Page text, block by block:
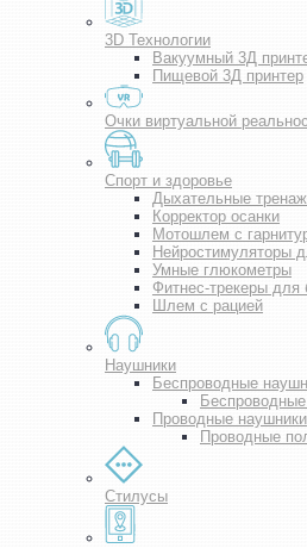
3D Технологии
Вакуумный 3Д
Пищевой 3Д принтер
Очки виртуальной
Спорт и здоровье
Дыхательные
Корректор осанки
Мотошлем с
Нейростимуляторы
Умные глюкометры
Фитнес-трекеры для
Шлем с рацией
Наушники
Беспроводные
Проводные наушники
Проводные
Стилусы